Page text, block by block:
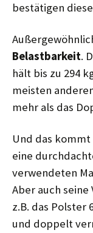
bestätigen
Belastbarkeit.
hält bis zu 294
meisten
mehr als das
Und das
eine
verwendeten
Aber auch
z.B. das
und doppelt